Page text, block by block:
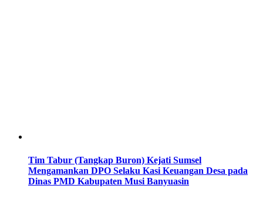
Tim Tabur (Tangkap Buron) Kejati Sumsel
Mengamankan DPO Selaku Kasi Keuangan Desa pada
Dinas PMD Kabupaten Musi Banyuasin